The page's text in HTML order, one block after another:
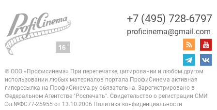
+7 (495) 728-6797
proficinema@gmail.com
© ООО «Профисинема» При перепечатке, цитировании и любом другом
использовании любых материалов портала ПрофиСинема активная
гиперссылка на ПрофиСинема.ру обязательна. Зарегистрировано в
Федеральном Агентстве "Роспечать". Свидетельство о регистрации СМИ
Эл.№ФС77-25955 от 13.10.2006 Политика конфиденциальности